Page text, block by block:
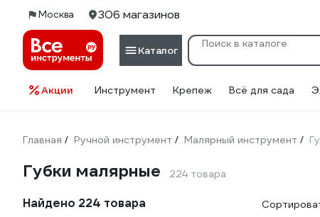
Москва 306 магазинов
Каталог
Акции Инструмент Крепеж Всё для сада
Главная / Ручной инструмент / Малярный инструмент /
Губки малярные 224 товара
Найдено 224 товара